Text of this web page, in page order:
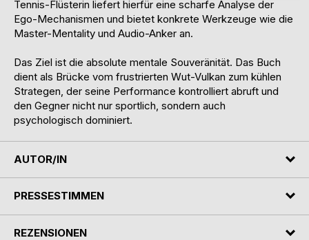
Tennis-Flüsterin liefert hierfür eine scharfe Analyse der
Ego-Mechanismen und bietet konkrete Werkzeuge wie die
Master-Mentality und Audio-Anker an.
Das Ziel ist die absolute mentale Souveränität. Das Buch
dient als Brücke vom frustrierten Wut-Vulkan zum kühlen
Strategen, der seine Performance kontrolliert abruft und
den Gegner nicht nur sportlich, sondern auch
psychologisch dominiert.
AUTOR/IN
PRESSESTIMMEN
REZENSIONEN